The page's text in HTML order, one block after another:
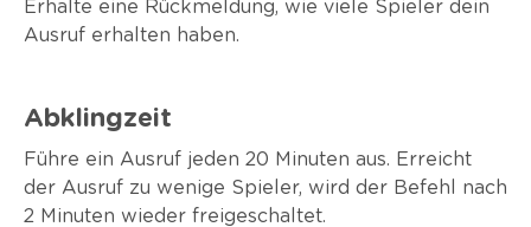
Erhalte eine Rückmeldung, wie viele Spieler dein
Ausruf erhalten haben.
Abklingzeit
Führe ein Ausruf jeden 20 Minuten aus. Erreicht
der Ausruf zu wenige Spieler, wird der Befehl nach
2 Minuten wieder freigeschaltet.